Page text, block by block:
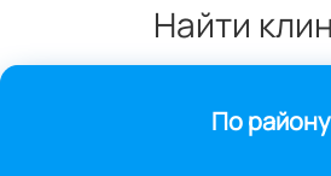
Найти
По району